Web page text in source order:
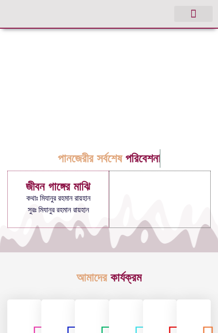
পানজেরীর সর্বশেষ পরিবেশনা
জীবন গাঙ্গের মাঝি
কথাঃ মিযানুর রহমান রায়হান
সুরঃ মিযানুর রহমান রায়হান
আমাদের কার্যক্রম